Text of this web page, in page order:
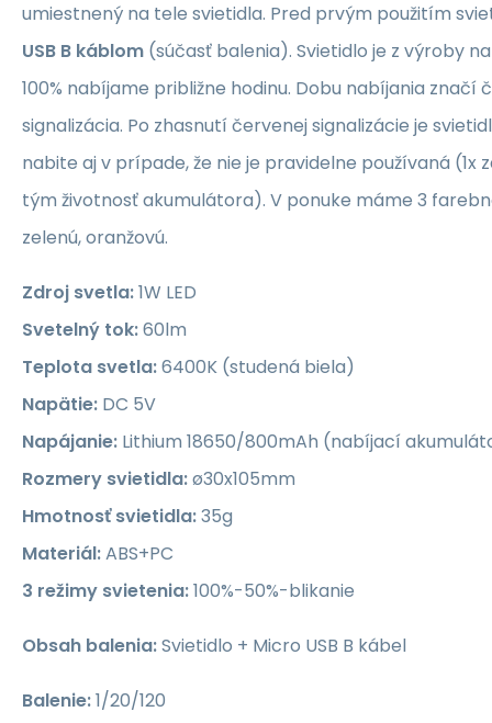
umiestnený na tele svietidla. Pred prvým použitím
USB B káblom (súčasť balenia). Svietidlo je z výroby
100% nabíjame približne hodinu. Dobu nabíjania značí
signalizácia. Po zhasnutí červenej signalizácie je
nabite aj v prípade, že nie je pravidelne používaná (1x
tým životnosť akumulátora). V ponuke máme 3
zelenú, oranžovú.
Zdroj svetla:1W LED
Svetelný tok:60lm
Teplota svetla:6400K (studená biela)
Napätie: DC 5V
Napájanie: Lithium 18650/800mAh (nabíjací
Rozmery svietidla:ø30x105mm
Hmotnosť svietidla:35g
Materiál:ABS+PC
3 režimy svietenia:100%-50%-blikanie
Obsah balenia:Svietidlo + Micro USB B kábel
Balenie:1/20/120